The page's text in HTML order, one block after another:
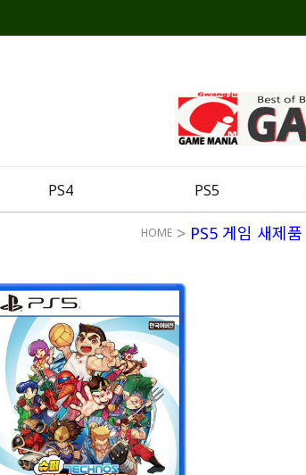
PS4 PS5
HOME > PS5 게임 새제품